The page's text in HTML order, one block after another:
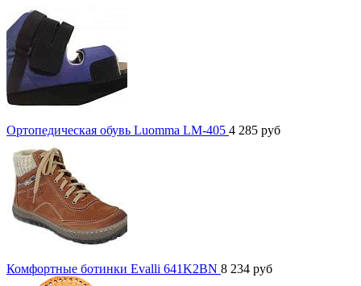
Ортопедическая обувь Luomma LM-405 4 285 руб
Комфортные ботинки Evalli 641K2BN 8 234 руб